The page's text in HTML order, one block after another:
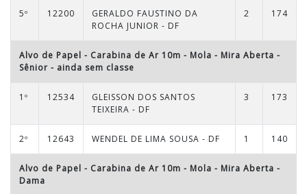
5º 12200
GERALDO FAUSTINO DA
ROCHA JUNIOR - DF
2 174
Alvo de Papel - Carabina de Ar 10m - Mola - Mira Aberta -
Sênior - ainda sem classe
1º 12534
GLEISSON DOS SANTOS
TEIXEIRA - DF
3 173
2º 12643 WENDEL DE LIMA SOUSA - DF 1 140
Alvo de Papel - Carabina de Ar 10m - Mola - Mira Aberta -
Dama